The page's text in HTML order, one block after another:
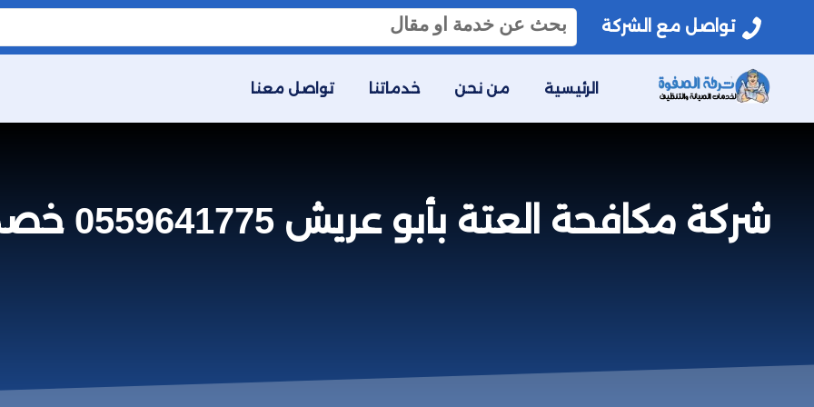
تواصل مع الشركة
البحث
عن:
الرئيسية من نحن خدماتنا تواصل معنا
شركة مكافحة العتة بأبو عريش 0559641775 خصم 40% – شركة الصفوة